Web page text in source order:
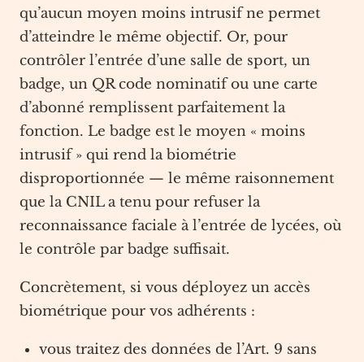
qu’aucun moyen moins intrusif ne permet
d’atteindre le même objectif. Or, pour
contrôler l’entrée d’une salle de sport, un
badge, un QR code nominatif ou une carte
d’abonné remplissent parfaitement la
fonction. Le badge est le moyen « moins
intrusif » qui rend la biométrie
disproportionnée — le même raisonnement
que la CNIL a tenu pour refuser la
reconnaissance faciale à l’entrée de lycées, où
le contrôle par badge suffisait.
Concrètement, si vous déployez un accès
biométrique pour vos adhérents :
vous traitez des données de l’Art. 9 sans